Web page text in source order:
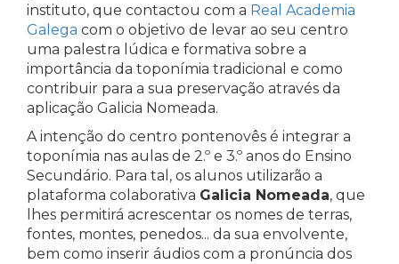
instituto, que contactou com a Real Academia
Galega com o objetivo de levar ao seu centro
uma palestra lúdica e formativa sobre a
importância da toponímia tradicional e como
contribuir para a sua preservação através da
aplicação Galicia Nomeada.
A intenção do centro pontenovês é integrar a
toponímia nas aulas de 2.º e 3.º anos do Ensino
Secundário. Para tal, os alunos utilizarão a
plataforma colaborativa Galicia Nomeada, que
lhes permitirá acrescentar os nomes de terras,
fontes, montes, penedos... da sua envolvente,
bem como inserir áudios com a pronúncia dos